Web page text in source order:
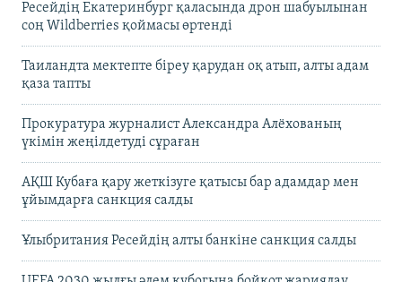
Ресейдің Екатеринбург қаласында дрон шабуылынан
соң Wildberries қоймасы өртенді
Таиландта мектепте біреу қарудан оқ атып, алты адам
қаза тапты
Прокуратура журналист Александра Алёхованың
үкімін жеңілдетуді сұраған
АҚШ Кубаға қару жеткізуге қатысы бар адамдар мен
ұйымдарға санкция салды
Ұлыбритания Ресейдің алты банкіне санкция салды